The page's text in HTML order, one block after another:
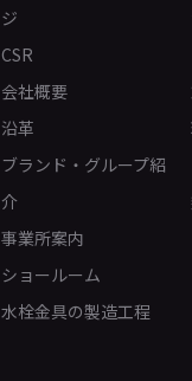
ジ
CSR
会社概要
沿革
ブランド・グループ紹
介
事業所案内
ショールーム
水栓金具の製造工程